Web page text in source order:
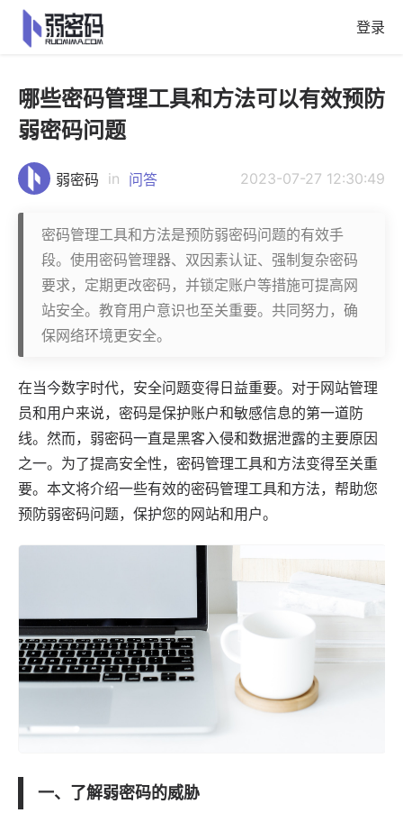
登录
哪些密码管理工具和方法可以有效预防
弱密码问题
弱密码 in 问答 2023-07-27 12:30:49
密码管理工具和方法是预防弱密码问题的有效手
段。使用密码管理器、双因素认证、强制复杂密码
要求，定期更改密码，并锁定账户等措施可提高网
站安全。教育用户意识也至关重要。共同努力，确
保网络环境更安全。
在当今数字时代，安全问题变得日益重要。对于网站管理
员和用户来说，密码是保护账户和敏感信息的第一道防
线。然而， 弱密码一直是黑客入侵和数据泄露的主要原因
之一。为了提高安全性，密码管理工具和方法变得至关重
要。本文将介绍一些有效的密码管理工具和方法，帮助您
预防弱密码问题，保护您的网站和用户。
一、了解弱密码的威胁